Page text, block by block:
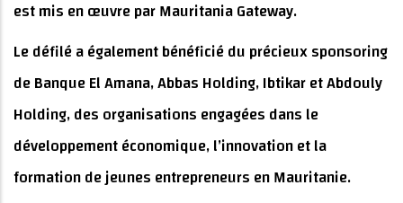
est mis en œuvre par Mauritania Gateway.
Le défilé a également bénéficié du précieux sponsoring
de Banque El Amana, Abbas Holding, Ibtikar et Abdouly
Holding, des organisations engagées dans le
développement économique, l’innovation et la
formation de jeunes entrepreneurs en Mauritanie.